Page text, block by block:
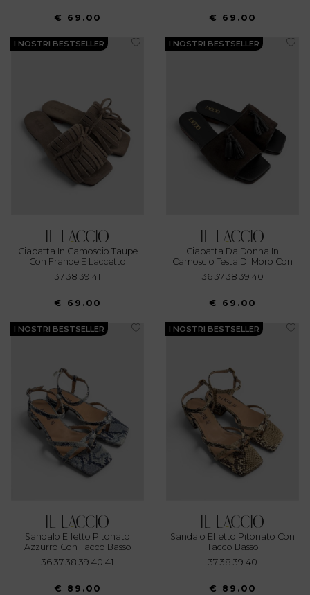
€ 69.00 € 69.00
I NOSTRI BESTSELLER
Ciabatta In Camoscio Taupe
Con Frange E Laccetto
37 38 39 41
€ 69.00
I NOSTRI BESTSELLER
Ciabatta Da Donna In
Camoscio Testa Di Moro Con
Nappine In Pelle Nera
36 37 38 39 40
€ 69.00
I NOSTRI BESTSELLER
Sandalo Effetto Pitonato
Azzurro Con Tacco Basso
36 37 38 39 40 41
€ 89.00
I NOSTRI BESTSELLER
Sandalo Effetto Pitonato Con
Tacco Basso
37 38 39 40
€ 89.00